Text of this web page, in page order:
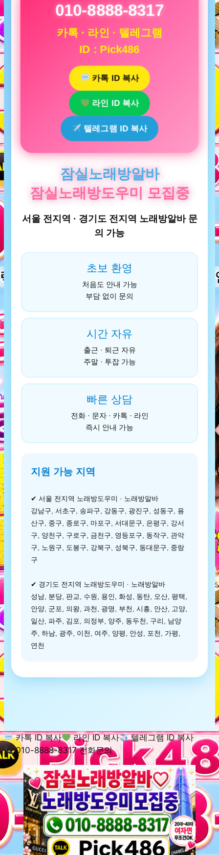
010-8888-8317
카톡 · 라인 · 텔레그램
ID : Pick486
카톡 ID 복사
라인 ID 복사
텔레그램 ID 복사
잠실노래방알바
잠실노래방도우미 모집중
서울 전지역 · 경기도 전지역 노래방알바 문
의 가능
초보 환영
처음도 안내 가능
부담 없이 문의
시간 자유
출근 · 퇴근 자유
주말 · 투잡 가능
빠른 상담
전화 · 문자 · 카톡 · 라인
즉시 안내 가능
지원 가능 지역
✔ 서울 전지역 노래방도우미 · 노래방알바
강남구, 서초구, 송파구, 강동구, 광진구, 성동구, 용
산구, 중구, 종로구, 마포구, 서대문구, 은평구, 강서
구, 양천구, 구로구, 금천구, 영등포구, 동작구, 관악
구, 노원구, 도봉구, 강북구, 성북구, 동대문구, 중랑
구
✔ 경기도 전지역 노래방도우미 · 노래방알바
성남, 분당, 판교, 수원, 용인, 화성, 동탄, 오산, 평택,
안양, 군포, 의왕, 과천, 광명, 부천, 시흥, 안산, 고양,
일산, 파주, 김포, 의정부, 양주, 동두천, 구리, 남양
주, 하남, 광주, 이천, 여주, 양평, 안성, 포천, 가평,
연천
카톡 ID 복사 라인 ID 복사
텔레그램 ID 복사
010-8888-8317 전화문의